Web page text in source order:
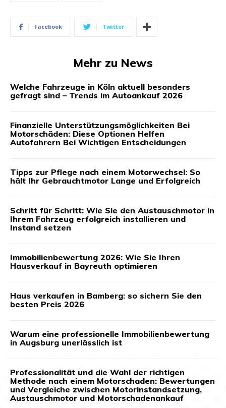
Facebook Twitter
Mehr zu News
Welche Fahrzeuge in Köln aktuell besonders
gefragt sind – Trends im Autoankauf 2026
Finanzielle Unterstützungsmöglichkeiten Bei
Motorschäden: Diese Optionen Helfen
Autofahrern Bei Wichtigen Entscheidungen
Tipps zur Pflege nach einem Motorwechsel: So
hält Ihr Gebrauchtmotor Lange und Erfolgreich
Schritt für Schritt: Wie Sie den Austauschmotor in
Ihrem Fahrzeug erfolgreich installieren und
Instand setzen
Immobilienbewertung 2026: Wie Sie Ihren
Hausverkauf in Bayreuth optimieren
Haus verkaufen in Bamberg: so sichern Sie den
besten Preis 2026
Warum eine professionelle Immobilienbewertung
in Augsburg unerlässlich ist
Professionalität und die Wahl der richtigen
Methode nach einem Motorschaden: Bewertungen
und Vergleiche zwischen Motorinstandsetzung,
Austauschmotor und Motorschadenankauf